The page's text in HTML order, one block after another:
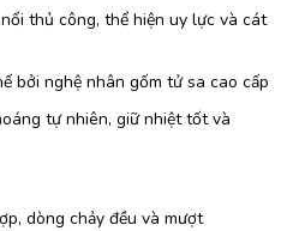
thủ công, thể hiện uy lực và cát
bởi nghệ nhân gốm tử sa cao cấp
tự nhiên, giữ nhiệt tốt và
dòng chảy đều và mượt